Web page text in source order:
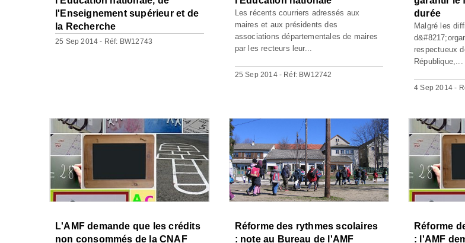
l'Enseignement supérieur et de
la Recherche
25 Sep 2014 - Réf: BW12743
Les récents courriers adressés aux
maires et aux présidents des
associations départementales de maires
par les recteurs leur...
25 Sep 2014 - Réf: BW12742
durée
Malgré les
respectueux
République,...
4 Sep 2014 -
L'AMF demande que les crédits
non consommés de la CNAF
Réforme des rythmes scolaires
: note au Bureau de l'AMF
Réforme
: l'AMF